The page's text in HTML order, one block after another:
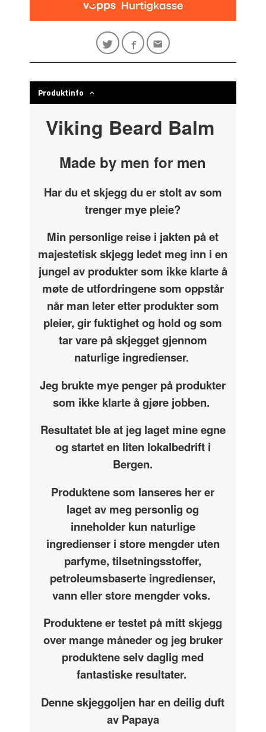
Produktinfo
Viking Beard Balm
Made by men for men
Har du et skjegg du er stolt av som
trenger mye pleie?
Min personlige reise i jakten på et
majestetisk skjegg ledet meg inn i en
jungel av produkter som ikke klarte å
møte de utfordringene som oppstår
når man leter etter produkter som
pleier, gir fuktighet og hold og som
tar vare på skjegget gjennom
naturlige ingredienser.
Jeg brukte mye penger på produkter
som ikke klarte å gjøre jobben.
Resultatet ble at jeg laget mine egne
og startet en liten lokalbedrift i
Bergen.
Produktene som lanseres her er
laget av meg personlig og
inneholder kun naturlige
ingredienser i store mengder uten
parfyme, tilsetningsstoffer,
petroleumsbaserte ingredienser,
vann eller store mengder voks.
Produktene er testet på mitt skjegg
over mange måneder og jeg bruker
produktene selv daglig med
fantastiske resultater.
Denne skjeggoljen har en deilig duft
av Papaya